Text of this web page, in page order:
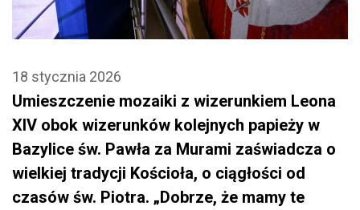
18 stycznia 2026
Umieszczenie mozaiki z wizerunkiem Leona
XIV obok wizerunków kolejnych papieży w
Bazylice św. Pawła za Murami zaświadcza o
wielkiej tradycji Kościoła, o ciągłości od
czasów św. Piotra. „Dobrze, że mamy te